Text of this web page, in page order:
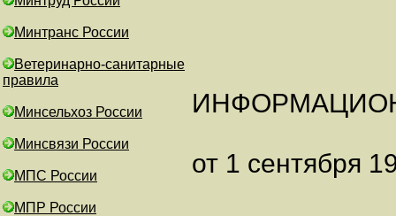
Минтранс России
Ветеринарно-санитарные
правила
Минсельхоз России
Минсвязи России
МПС России
МПР России
от 1 сентября